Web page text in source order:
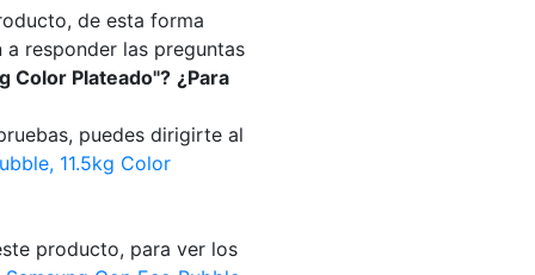
de esta forma
responder las preguntas
Color Plateado"? ¿Para
puedes dirigirte al
11.5kg Color
producto, para ver los